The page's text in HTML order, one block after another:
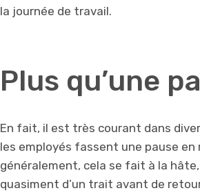
la journée de travail.
Plus qu’une
En fait, il est très courant dans
les employés fassent une pause
généralement, cela se fait à la
quasiment d’un trait avant de